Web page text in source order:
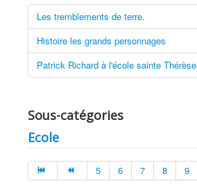
Les tremblements de terre.
Histoire les grands personnages
Patrick Richard à l'école sainte Thérèse
Sous-catégories
Ecole
5 6 7 8 9